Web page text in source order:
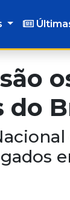
do